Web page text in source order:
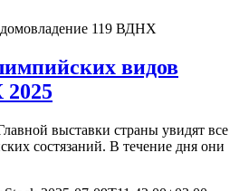
119 ВДНХ
видов
выставки страны увидят все
состязаний. В течение дня они